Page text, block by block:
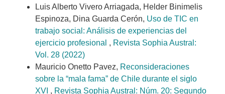
Luis Alberto Vivero Arriagada, Helder Binimelis
Espinoza, Dina Guarda Cerón, Uso de TIC en
trabajo social: Análisis de experiencias del
ejercicio profesional , Revista Sophia Austral:
Vol. 28 (2022)
Mauricio Onetto Pavez, Reconsideraciones
sobre la “mala fama” de Chile durante el siglo
XVI , Revista Sophia Austral: Núm. 20: Segundo